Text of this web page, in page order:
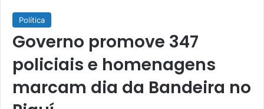
Política
Governo promove 347
policiais e homenagens
marcam dia da Bandeira no